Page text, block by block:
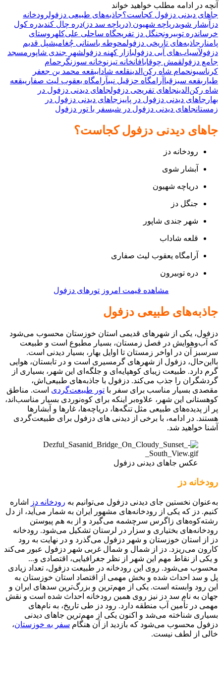
آنچه در ادامه مطلب خواهید خواند
جاهای دیدنی دزفول کجاست؟جاذبه‌های طبیعی دزفولرودخانه
دز آبشار شویدریاچه شهیون (دریاچه سد دز)دره چال کندیدره کول
خرساندره توبیرونجنگل دز تفریحگاه ساحلی علی‌کلهروستای
پامنار جاذبه‌های تاریخی دزفولمحوطه باستانی چُغامیشپل قدیم
دزفولآسیاب‌های آبی دزفولبازار کهنه دزفولشهر جندی شاپور مسجد
جامع دزفولقمش چوقابافانخانه تیزنوخانه سوزنگر حمام
کرناسیونحمام شاه رکن‌الدینقلعه شاداببقعه محمد بن جعفر
طیار بقعه سبزقبا آرامگاه حزقیل نبیآرامگاه یعقوب لیث صفاریبقعه
شاه رکن‌الدینجاهای تفریحی دزفولجاهای دیدنی دزفول در
بهار جاهای دیدنی دزفول در پاییز جاهای دیدنی دزفول در
زمستانجاهای دیدنی دزفول در شبسفر با تور دزفول
جاهای دیدنی دزفول کجاست؟
رودخانه دز
آبشار شوی
دریاچه شهیون
جنگل دز
شهر جندی شاپور
قلعه شاداب
آرامگاه یعقوب لیث صفاری
دره توبیرون
مشاهده قیمت امروز تورهای دزفول
جاذبه‌های طبیعی دزفول
دزفول، یکی از شهرهای قدیمی استان خوزستان محسوب می‌شود
که آب‌و‌هوایش در فصل زمستان، بسیار مطبوع است و طبیعت
سرسبز آن در اواخر زمستان تا اوایل بهار، بسیار دیدنی است.
بااین‌حال، دزفول از شهرهای گرمسیری است و در تابستان، هوایی
گرم دارد. طبیعت زیبای کوهپایه‌ای و جلگه‌ای این شهر، بسیاری از
گردشگران را جذب می‌کند. دزفول با جاذبه‌های طبیعی‌اش،
مقصدی بسیار مناسب برای سفر با تور طبیعت‌گردی است. مناطق
کوهستانی این شهر، علاوه‌بر اینکه برای کوه‌نوردی بسیار مناسب‌اند،
پر از پدیده‌های طبیعی مثل تنگه‌ها، دریاچه‌ها، غارها و آبشارها
هستند. در ادامه، با برخی از دیدنی های دزفول برای طبیعت‌گردی
آشنا خواهید شد.
عکس جاهای دیدنی دزفول
رودخانه دز
به‌عنوان نخستین جای دیدنی دزفول می‌توانیم به رودخانه دز
اشاره
کنیم. دز که یکی از رودخانه‌های مشهور ایران به شمار می‌آید، از دل
رشته‌کوه‌های زاگرس سرچشمه می‌گیرد و از به هم پیوستن
رودخانه‌های بختیاری و سزار در لرستان تشکیل می‌شود. رودخانه
دز از استان خوزستان و شهر دزفول می‌گذرد و در نهایت به رود
کارون می‌ریزد. دز از شمال و شمال غربی شهر دزفول عبور می‌کند
و یکی از نقاط مهم این شهر از نظر جغرافیایی، اقتصادی و...
محسوب می‌شود. روی این رودخانه در طبیعت دزفول، تعداد زیادی
پل و سد احداث شده و بخش مهمی از اقتصاد استان خوزستان به
این رود وابسته است. یکی از مهم‌ترین و بزرگ‌ترین سدهای ایران و
جهان به نام سد دز نیز روی همین رودخانه احداث شده است و نقش
مهمی در تأمین آب منطقه دارد. رود دز طی تاریخ، به نام‌های
بسیاری شناخته می‌شد و اکنون یکی از مهم‌ترین جاهای دیدنی
دزفول محسوب می‌شود که بازدید از آن هنگام سفر به خوزستان،
خالی از لطف نیست.